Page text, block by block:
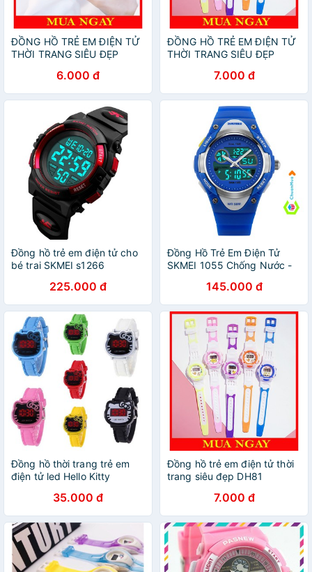
ĐỒNG HỒ TRẺ EM ĐIỆN TỬ
THỜI TRANG SIÊU ĐẸP
6.000 đ
ĐỒNG HỒ TRẺ EM ĐIỆN TỬ
THỜI TRANG SIÊU ĐẸP
7.000 đ
Đồng hồ trẻ em điện tử cho
bé trai SKMEI s1266
225.000 đ
Đồng Hồ Trẻ Em Điện Tử
SKMEI 1055 Chống Nước -
145.000 đ
Đồng hồ thời trang trẻ em
điện tử led Hello Kitty
35.000 đ
Đồng hồ trẻ em điện tử thời
trang siêu đẹp DH81
7.000 đ